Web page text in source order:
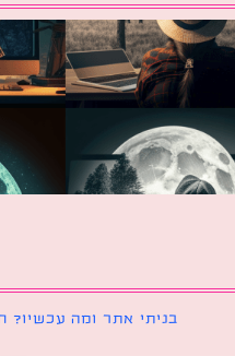
בניתי אתר ומה עכשיו? חשיפה!!